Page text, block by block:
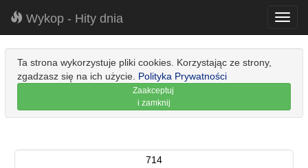
Wykop - Hity dnia
Ta strona wykorzystuje pliki cookies. Korzystając ze strony,
zgadzasz się na ich użycie. Polityka Prywatności
Zaakceptuj
i zamknij
714